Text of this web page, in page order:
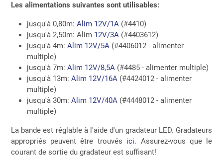
Les alimentations suivantes sont utilisables:
jusqu'à 0,80m: Alim 12V/1A(#4410)
jusqu'à 2,50m: Alim 12V/3A(#4403612)
jusqu'à 4m: Alim 12V/5A(#4406012 - alimenter
multiple)
jusqu'à 7m: Alim 12V/8,5A(#4485 - alimenter multiple)
jusqu'à 13m: Alim 12V/16A(#4424012 - alimenter
multiple)
jusqu'à 30m: Alim 12V/40A(#4448012 - alimenter
multiple)
La bande est réglable à l'aide d'un gradateur LED. Gradateurs
appropriés peuvent être trouvés ici. Assurez-vous que le
courant de sortie du gradateur est suffisant!